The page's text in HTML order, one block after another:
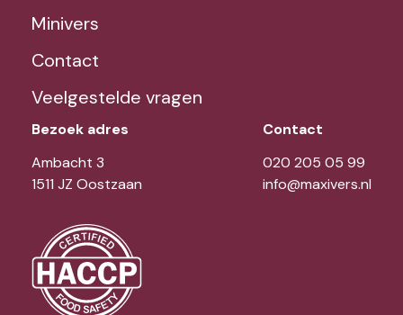
Minivers
Contact
Veelgestelde vragen
Bezoek adres
Ambacht 3
1511 JZ Oostzaan
Contact
020 205 05 99
info@maxivers.nl